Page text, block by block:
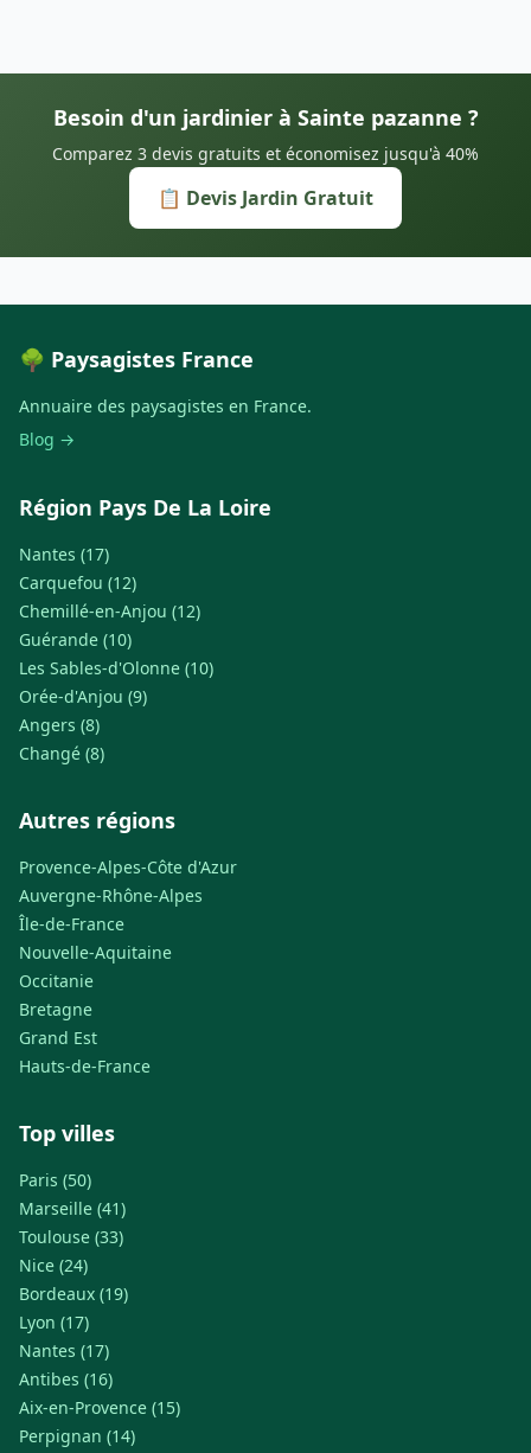
Besoin d'un jardinier à Sainte pazanne ?
Comparez 3 devis gratuits et économisez jusqu'à 40%
📋 Devis Jardin Gratuit
🌳 Paysagistes France
Annuaire des paysagistes en France.
Blog →
Région Pays De La Loire
Nantes (17)
Carquefou (12)
Chemillé-en-Anjou (12)
Guérande (10)
Les Sables-d'Olonne (10)
Orée-d'Anjou (9)
Angers (8)
Changé (8)
Autres régions
Provence-Alpes-Côte d'Azur
Auvergne-Rhône-Alpes
Île-de-France
Nouvelle-Aquitaine
Occitanie
Bretagne
Grand Est
Hauts-de-France
Top villes
Paris (50)
Marseille (41)
Toulouse (33)
Nice (24)
Bordeaux (19)
Lyon (17)
Nantes (17)
Antibes (16)
Aix-en-Provence (15)
Perpignan (14)